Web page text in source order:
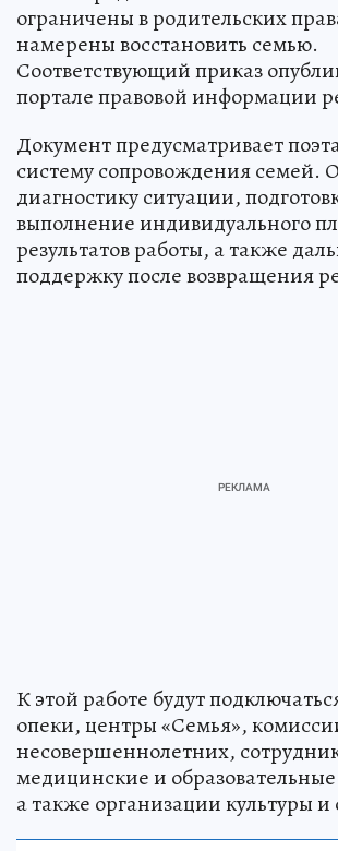
ограничены в родительских
намерены восстановить семью.
Соответствующий приказ
портале правовой информации
Документ предусматривает
систему сопровождения семей.
диагностику ситуации,
выполнение индивидуального
результатов работы, а также
поддержку после возвращения
К этой работе будут
опеки, центры «Семья»,
несовершеннолетних,
медицинские и
а также организации культуры и